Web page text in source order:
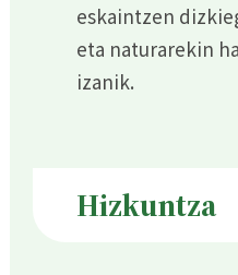
eskaintzen
eta naturarekin
izanik.
Hizkuntza